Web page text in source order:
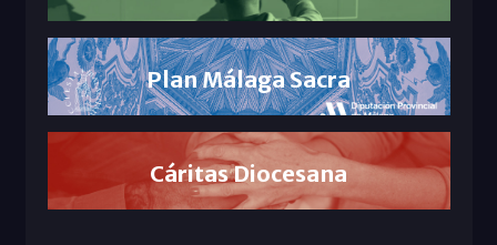
Plan Málaga Sacra
Cáritas Diocesana